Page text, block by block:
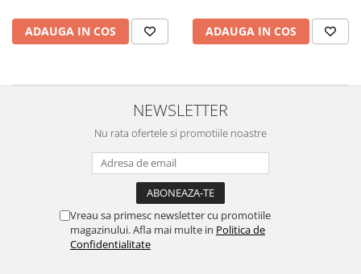
ADAUGA IN COS ADAUGA IN COS
NEWSLETTER
Nu rata ofertele si promotiile noastre
Vreau sa primesc newsletter cu promotiile
magazinului. Afla mai multe in Politica de
Confidentialitate